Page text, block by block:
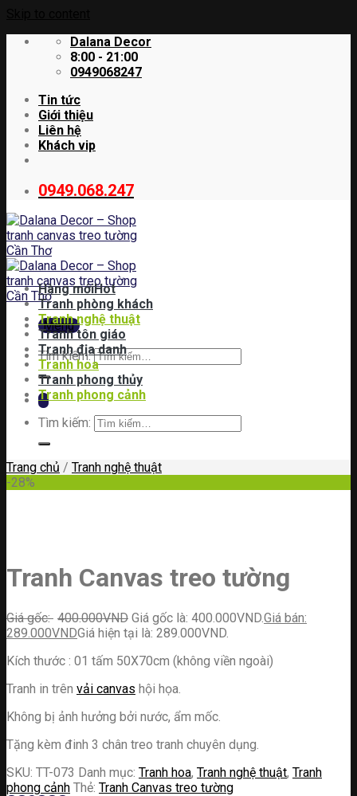
Dalana Decor
8:00 - 21:00
0949068247
Tin tức
Giới thiệu
Liên hệ
Khách vip
0949.068.247
Menu
Tìm kiếm:
Hàng mới
Tranh phòng khách
Tranh nghệ thuật
Tranh tôn giáo
Tranh địa danh
Tranh hoa
Tranh phong thủy
Tranh phong cảnh
Tìm kiếm:
Trang chủ / Tranh nghệ thuật
-28%
Tranh Canvas treo tường
400.000VND Giá gốc là: 400.000VND.
289.000VNDGiá hiện tại là: 289.000VND.
Kích thước : 01 tấm 50X70cm (không viền ngoài)
Tranh in trên vải canvas hội họa.
Không bị ảnh hưởng bởi nước, ẩm mốc.
Tặng kèm đinh 3 chân treo tranh chuyên dụng.
SKU: TT-073 Danh mục: Tranh hoa, Tranh nghệ thuật, Tranh
phong cảnh Thẻ: Tranh Canvas treo tường